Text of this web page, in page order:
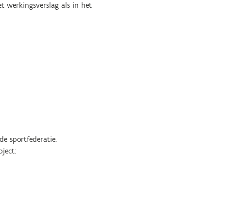
werkingsverslag als in het
sportfederatie.